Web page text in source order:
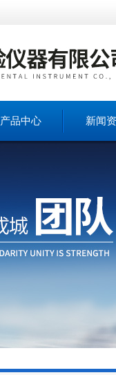
产品中心 新闻